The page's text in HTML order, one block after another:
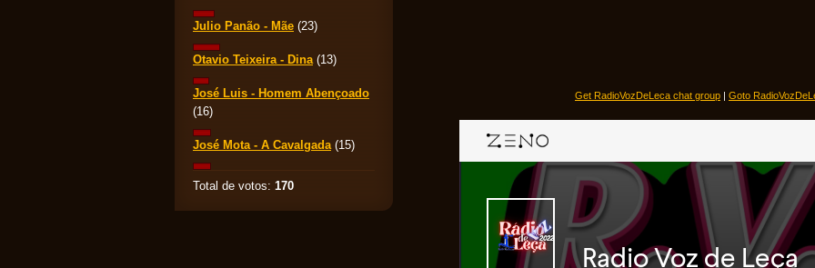
Get RadioVozDeLeca chat group | Goto
Julio Panão - Mãe (23)
Otavio Teixeira - Dina (13)
José Luis - Homem Abençoado
(16)
José Mota - A Cavalgada (15)
Total de votos: 170